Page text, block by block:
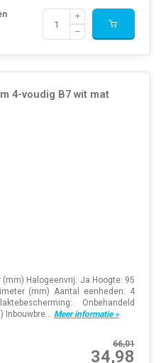
4-voudig B7 wit mat
Halogeenvrij: Ja Hoogte: 95
(mm) Aantal eenheden: 4
Onbehandeld
Meer informatie »
66,01
34,98